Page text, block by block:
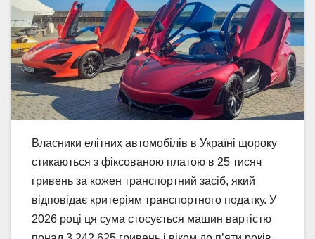
Власники елітних автомобілів в Україні щороку
стикаються з фіксованою платою в 25 тисяч
гривень за кожен транспортний засіб, який
відповідає критеріям транспортного податку. У
2026 році ця сума стосується машин вартістю